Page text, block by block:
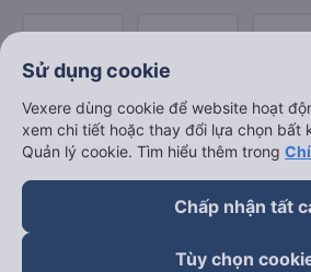
Sử dụng cookie
Vexere dùng cookie để website hoạt
xem chi tiết hoặc thay đổi lựa chọn bất
Quản lý cookie. Tìm hiểu thêm trong
Chấp nhận tất
Tùy chọn